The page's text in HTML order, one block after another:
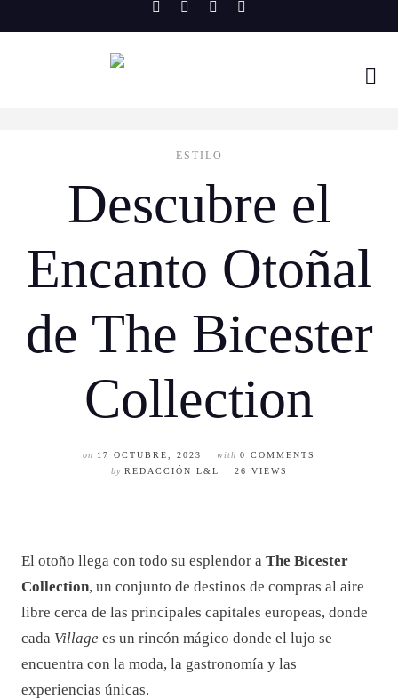
to
ESTILO
Descubre el
Encanto Otoñal
de The Bicester
Collection
on 17 OCTUBRE, 2023 with 0 COMMENTS
by REDACCIÓN L&L 26 VIEWS
El otoño llega con todo su esplendor a The Bicester
Collection, un conjunto de destinos de compras al aire
libre cerca de las principales capitales europeas, donde
cada Village es un rincón mágico donde el lujo se
encuentra con la moda, la gastronomía y las
experiencias únicas.